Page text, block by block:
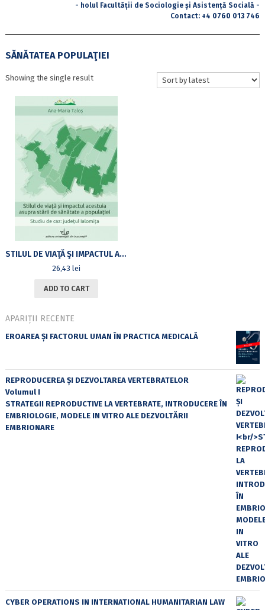
- holul Facultății de Sociologie și Asistență Socială -
Contact: +4 0760 013 746
SĂNĂTATEA POPULAŢIEI
Showing the single result
STILUL DE VIAŢĂ ŞI IMPACTUL ACESTUIA ASUPRA STĂRII DE SĂNĂTATE A POPULAŢIEI: STUDIU DE CAZ – JUDEŢUL IALOMIŢA
26,43lei
ADD TO CART
APARIȚII RECENTE
EROAREA ȘI FACTORUL UMAN ÎN PRACTICA MEDICALĂ
REPRODUCEREA ȘI DEZVOLTAREA VERTEBRATELOR
Volumul I
STRATEGII REPRODUCTIVE LA VERTEBRATE, INTRODUCERE ÎN
EMBRIOLOGIE, MODELE IN VITRO ALE DEZVOLTĂRII
EMBRIONARE
CYBER OPERATIONS IN INTERNATIONAL HUMANITARIAN LAW